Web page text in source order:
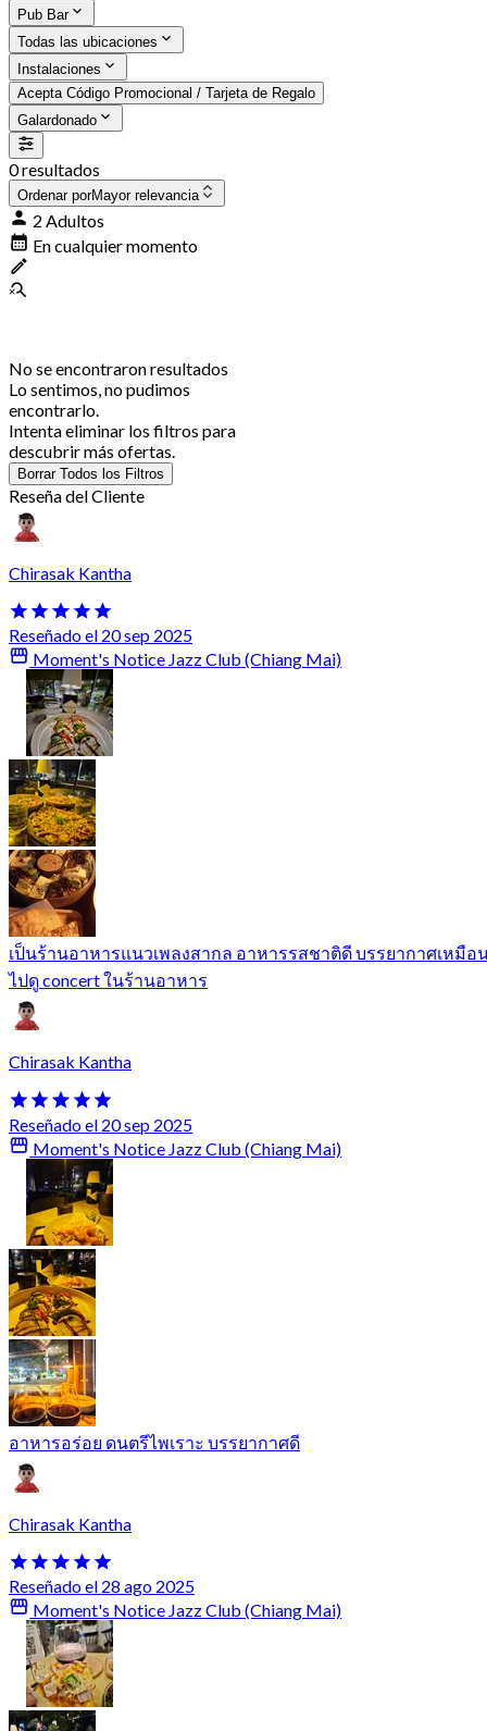
Pub Bar
Todas las ubicaciones
Instalaciones
Acepta Código Promocional / Tarjeta de Regalo
Galardonado
0 resultados
Ordenar porMayor relevancia
2 Adultos
En cualquier momento
No se encontraron resultados
Lo sentimos, no pudimos
encontrarlo.
Intenta eliminar los filtros para
descubrir más ofertas.
Borrar Todos los Filtros
Reseña del Cliente
Chirasak Kantha
Reseñado el 20 sep 2025
Moment's Notice Jazz Club (Chiang Mai)
เป็นร้านอาหารแนวเพลงสากล อาหารรสชาติดี บรรยากาศเหมือ
ไปดู concert ในร้านอาหาร
Chirasak Kantha
Reseñado el 20 sep 2025
Moment's Notice Jazz Club (Chiang Mai)
อาหารอร่อย ดนตรีไพเราะ บรรยากาศดี
Chirasak Kantha
Reseñado el 28 ago 2025
Moment's Notice Jazz Club (Chiang Mai)